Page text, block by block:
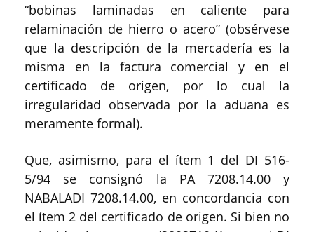
“bobinas laminadas en caliente para
relaminación de hierro o acero” (obsérvese
que la descripción de la mercadería es la
misma en la factura comercial y en el
certificado de origen, por lo cual la
irregularidad observada por la aduana es
meramente formal).
Que, asimismo, para el ítem 1 del DI 516-
5/94 se consignó la PA 7208.14.00 y
NABALADI 7208.14.00, en concordancia con
el ítem 2 del certificado de origen. Si bien no